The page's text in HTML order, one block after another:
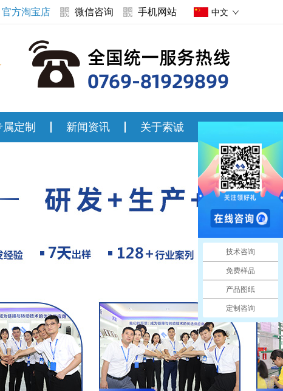
官方淘宝店 微信咨询 手机网站 中文
属定制 新闻资讯 关于索诚
技术咨询
免费样品
产品图纸
定制咨询